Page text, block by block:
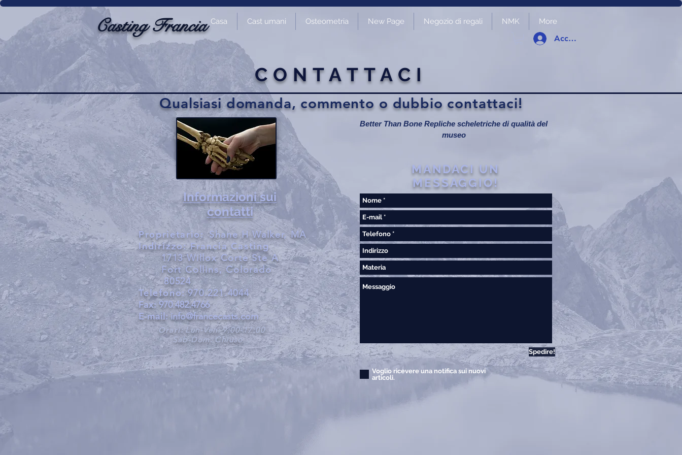
Casting Francia Casa Cast umani Osteometria New Page Negozio di regali NMK More
Accedi
CONTATTACI
Qualsiasi domanda, commento o dubbio contattaci!
Informazioni sui
contatti
Proprietario: Shane H Walker, MA
Indirizzo:Francia Casting
1713 Willox Corte Ste A
Fort Collins, Colorado
80524
Telefono: 970.221.4044
Fax: 970.482.4766
E-mail: info@francecasts.com
Orari: Lun-Ven: 9:00-17:00
Sab-Dom: Chiuso
Better Than Bone Repliche scheletriche di qualità del
museo
MANDACI UN
MESSAGGIO!
Voglio ricevere una notifica sui nuovi
articoli.
Spedire!